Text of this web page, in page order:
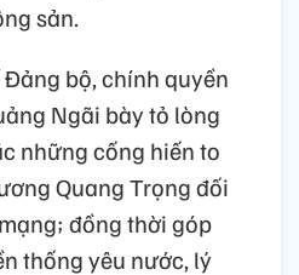
sản.
bộ, chính quyền
Ngãi bày tỏ lòng
những cống hiến to
Quang Trọng đối
đồng thời góp
thống yêu nước, lý